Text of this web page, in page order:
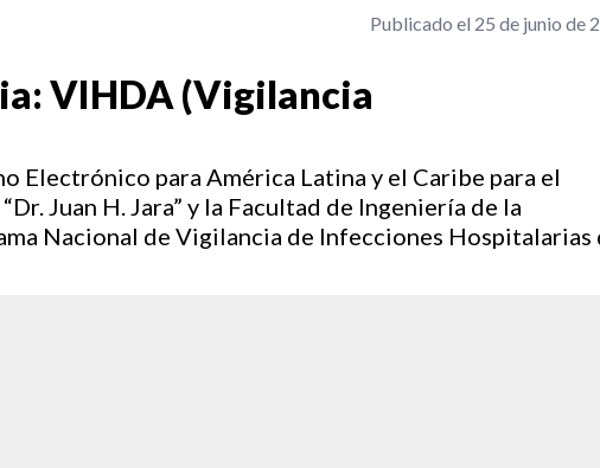
Publicado el 25 de junio de
VIHDA (Vigilancia
Electrónico para América Latina y el Caribe para el
Juan H. Jara” y la Facultad de Ingeniería de la
Nacional de Vigilancia de Infecciones Hospitalarias